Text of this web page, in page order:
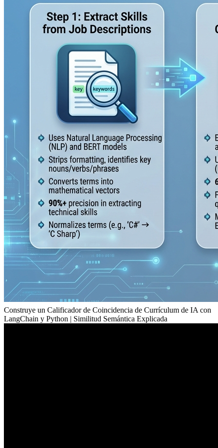
Construye un Calificador de Coincidencia de Currículum de IA con
LangChain y Python | Similitud Semántica Explicada